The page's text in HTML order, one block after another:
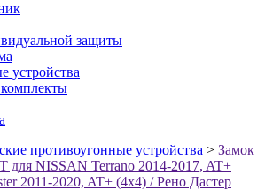
защиты
устройства
противоугонные устройства > Замок
NISSAN Terrano 2014-2017, AT+
2011-2020, AT+ (4x4) / Рено Дастер